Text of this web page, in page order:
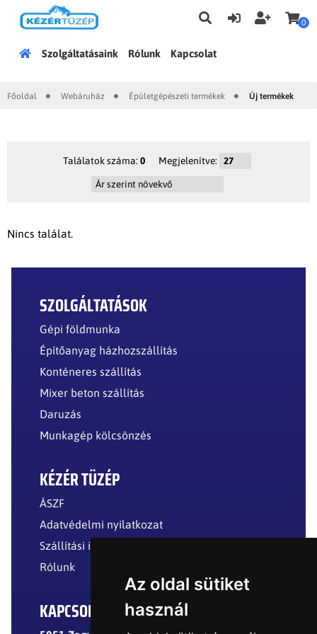
Az oldal sütiket
használ
0
FőoldalSzolgáltatásaink Rólunk Kapcsolat
Főoldal Webáruház Épületgépészeti termékek Új termékek
Találatok száma: 0 Megjelenítve:
Nincs találat.
SZOLGÁLTATÁSOK
Gépi földmunka
Építőanyag házhozszállítás
Konténeres szállítás
Mixer beton szállítás
Daruzás
Munkagép kölcsönzés
KÉZÉR TÜZÉP
ÁSZF
Adatvédelmi nyilatkozat
Szállítási információk
Rólunk
KAPCSOLAT